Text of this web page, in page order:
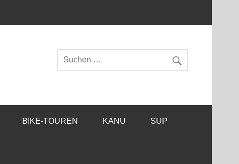
BIKE-TOUREN KANU SUP